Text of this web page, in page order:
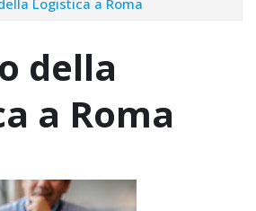
Logistica a Roma
della
a Roma